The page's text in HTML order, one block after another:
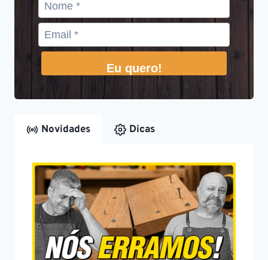
Eu quero!
Novidades Dicas